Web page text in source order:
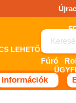
LEHETŐSÉG!
Fúró
Információk